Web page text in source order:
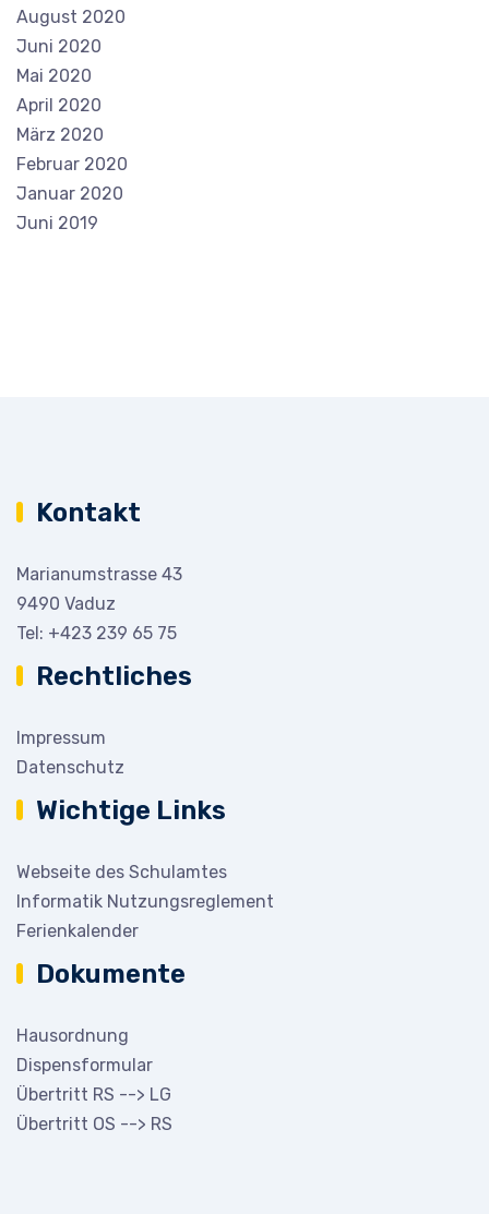
August 2020
Juni 2020
Mai 2020
April 2020
März 2020
Februar 2020
Januar 2020
Juni 2019
Kontakt
Marianumstrasse 43
9490 Vaduz
Tel: +423 239 65 75
Rechtliches
Impressum
Datenschutz
Wichtige Links
Webseite des Schulamtes
Informatik Nutzungsreglement
Ferienkalender
Dokumente
Hausordnung
Dispensformular
Übertritt RS --> LG
Übertritt OS --> RS